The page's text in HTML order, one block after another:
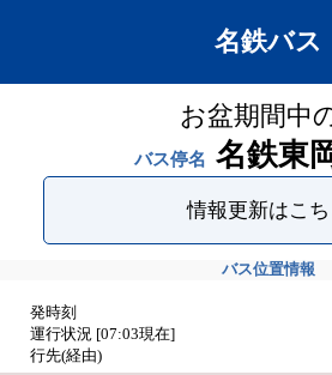
名鉄バス
お盆期間中
バス停名 名鉄東
情報更新はこち
バス位置情報
発時刻
運行状況 [07:03現在]
行先(経由)